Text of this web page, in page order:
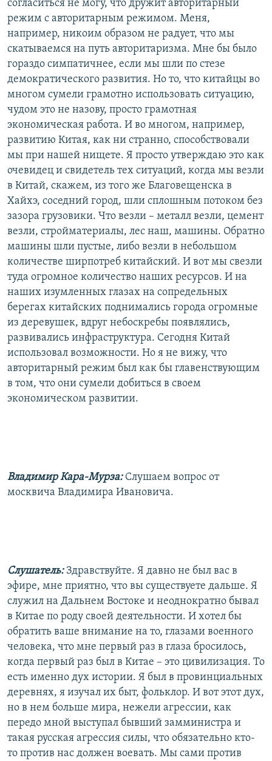
согласиться не могу, что дружит авторитарный
режим с авторитарным режимом. Меня,
например, никоим образом не радует, что мы
скатываемся на путь авторитаризма. Мне бы было
гораздо симпатичнее, если мы шли по стезе
демократического развития. Но то, что китайцы во
многом сумели грамотно использовать ситуацию,
чудом это не назову, просто грамотная
экономическая работа. И во многом, например,
развитию Китая, как ни странно, способствовали
мы при нашей нищете. Я просто утверждаю это как
очевидец и свидетель тех ситуаций, когда мы везли
в Китай, скажем, из того же Благовещенска в
Хайхэ, соседний город, шли сплошным потоком без
зазора грузовики. Что везли – металл везли, цемент
везли, стройматериалы, лес наш, машины. Обратно
машины шли пустые, либо везли в небольшом
количестве ширпотреб китайский. И вот мы свезли
туда огромное количество наших ресурсов. И на
наших изумленных глазах на сопредельных
берегах китайских поднимались города огромные
из деревушек, вдруг небоскребы появлялись,
развивались инфраструктура. Сегодня Китай
использовал возможности. Но я не вижу, что
авторитарный режим был как бы главенствующим
в том, что они сумели добиться в своем
экономическом развитии.
Владимир Кара-Мурза: Слушаем вопрос от
москвича Владимира Ивановича.
Слушатель: Здравствуйте. Я давно не был вас в
эфире, мне приятно, что вы существуете дальше. Я
служил на Дальнем Востоке и неоднократно бывал
в Китае по роду своей деятельности. И хотел бы
обратить ваше внимание на то, глазами военного
человека, что мне первый раз в глаза бросилось,
когда первый раз был в Китае – это цивилизация. То
есть именно дух истории. Я был в провинциальных
деревнях, я изучал их быт, фольклор. И вот этот дух,
но в нем больше мира, нежели агрессии, как
передо мной выступал бывший замминистра и
такая русская агрессия силы, что обязательно кто-
то против нас должен воевать. Мы сами против